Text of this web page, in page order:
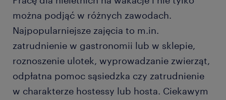
można podjąć w różnych zawodach.
Najpopularniejsze zajęcia to m.in.
zatrudnienie w gastronomii lub w sklepie,
roznoszenie ulotek, wyprowadzanie zwierząt,
odpłatna pomoc sąsiedzka czy zatrudnienie
w charakterze hostessy lub hosta. Ciekawym